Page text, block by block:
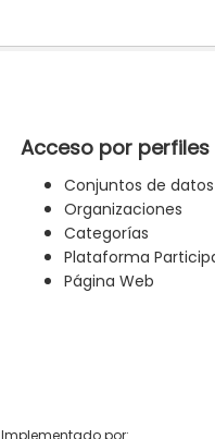
Acceso por perfiles
Conjuntos de datos
Organizaciones
Categorías
Plataforma
Página Web